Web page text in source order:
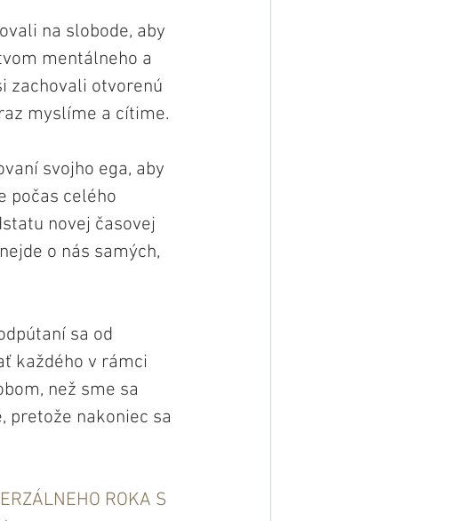
na slobode, aby
mentálneho a
zachovali otvorenú
myslíme a cítime.
svojho ega, aby
počas celého
novej časovej
o nás samých,
sa od
každého v rámci
než sme sa
pretože nakoniec sa
ROKA S